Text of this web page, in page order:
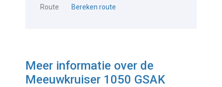
Route
Bereken route
Meer informatie over de
Meeuwkruiser 1050 GSAK